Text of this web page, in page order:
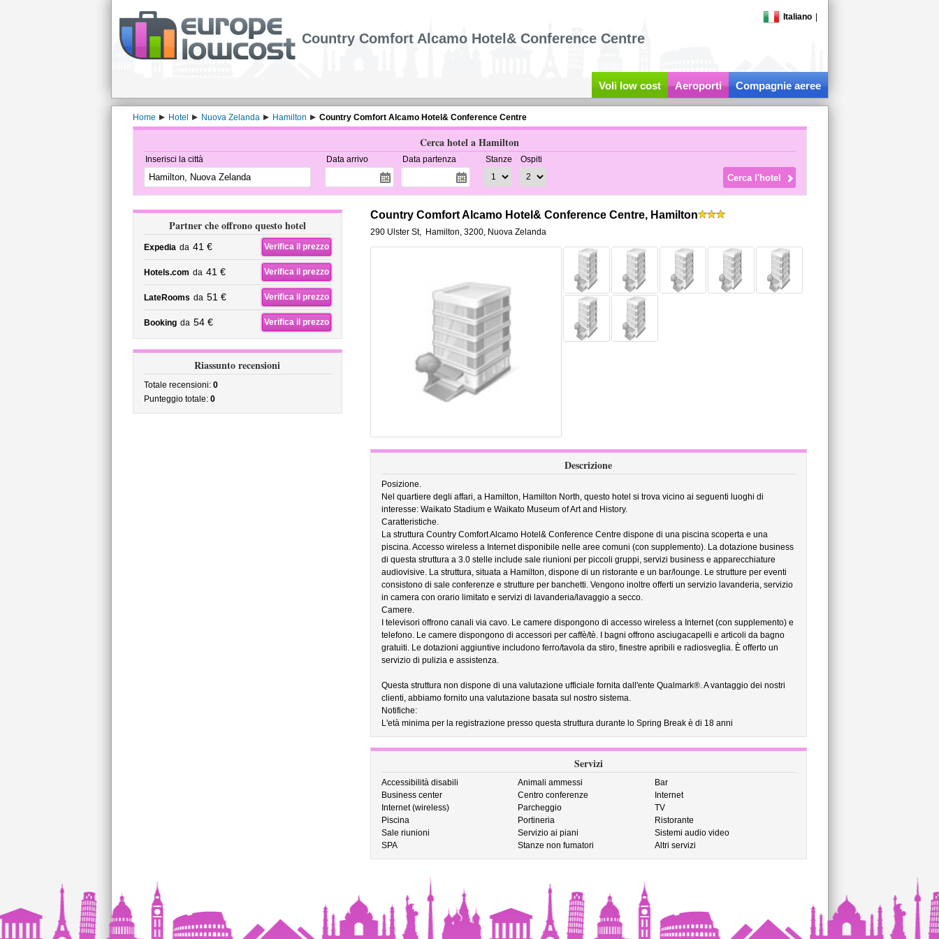
Italiano
Country Comfort Alcamo Hotel& Conference Centre
Voli low cost Aeroporti Compagnie aeree
Home Hotel Nuova Zelanda Hamilton Country Comfort Alcamo Hotel& Conference Centre
Cerca hotel a Hamilton
Inserisci la città Data arrivo Data partenza Stanze Ospiti
Partner che offrono questo hotel
Expedia da 41 € Verifica il prezzo
Hotels.com da 41 € Verifica il prezzo
LateRooms da 51 € Verifica il prezzo
Booking da 54 € Verifica il prezzo
Riassunto recensioni
Totale recensioni: 0
Punteggio totale: 0
Country Comfort Alcamo Hotel& Conference Centre, Hamilton
290 Ulster St, Hamilton, 3200, Nuova Zelanda
Descrizione
Posizione.
Nel quartiere degli affari, a Hamilton, Hamilton North, questo hotel si trova vicino ai seguenti luoghi di
interesse: Waikato Stadium e Waikato Museum of Art and History.
Caratteristiche.
La struttura Country Comfort Alcamo Hotel& Conference Centre dispone di una piscina scoperta e una
piscina. Accesso wireless a Internet disponibile nelle aree comuni (con supplemento). La dotazione business
di questa struttura a 3.0 stelle include sale riunioni per piccoli gruppi, servizi business e apparecchiature
audiovisive. La struttura, situata a Hamilton, dispone di un ristorante e un bar/lounge. Le strutture per eventi
consistono di sale conferenze e strutture per banchetti. Vengono inoltre offerti un servizio lavanderia, servizio
in camera con orario limitato e servizi di lavanderia/lavaggio a secco.
Camere.
I televisori offrono canali via cavo. Le camere dispongono di accesso wireless a Internet (con supplemento) e
telefono. Le camere dispongono di accessori per caffè/tè. I bagni offrono asciugacapelli e articoli da bagno
gratuiti. Le dotazioni aggiuntive includono ferro/tavola da stiro, finestre apribili e radiosveglia. È offerto un
servizio di pulizia e assistenza.
Questa struttura non dispone di una valutazione ufficiale fornita dall'ente Qualmark®. A vantaggio dei nostri
clienti, abbiamo fornito una valutazione basata sul nostro sistema.
Notifiche:
L'età minima per la registrazione presso questa struttura durante lo Spring Break è di 18 anni
Servizi
Accessibilità disabili Animali ammessi
Bar
Business center
Centro conferenze
Internet
Internet (wireless)
Parcheggio
TV
Piscina
Portineria
Ristorante
Sale riunioni
Servizio ai piani
Sistemi audio video
SPA
Stanze non fumatori Altri servizi